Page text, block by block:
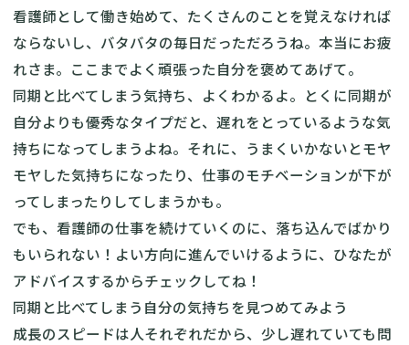
看護師として働き始めて、たくさんのことを覚えなければ
ならないし、バタバタの毎日だっただろうね。本当にお疲
れさま。ここまでよく頑張った自分を褒めてあげて。
同期と比べてしまう気持ち、よくわかるよ。とくに同期が
自分よりも優秀なタイプだと、遅れをとっているような気
持ちになってしまうよね。それに、うまくいかないとモヤ
モヤした気持ちになったり、仕事のモチベーションが下が
ってしまったりしてしまうかも。
でも、看護師の仕事を続けていくのに、落ち込んでばかり
もいられない！よい方向に進んでいけるように、ひなたが
アドバイスするからチェックしてね！
同期と比べてしまう自分の気持ちを見つめてみよう
成長のスピードは人それぞれだから、少し遅れていても問